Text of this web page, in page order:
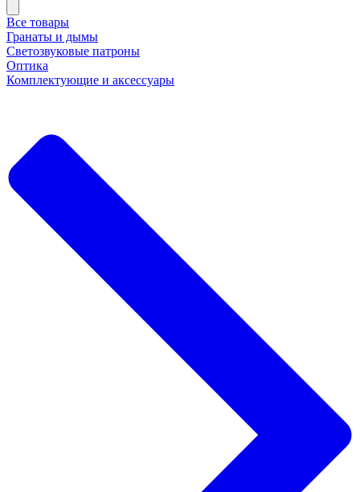
Все товары
Гранаты и дымы
Светозвуковые патроны
Оптика
Комплектующие и аксессуары